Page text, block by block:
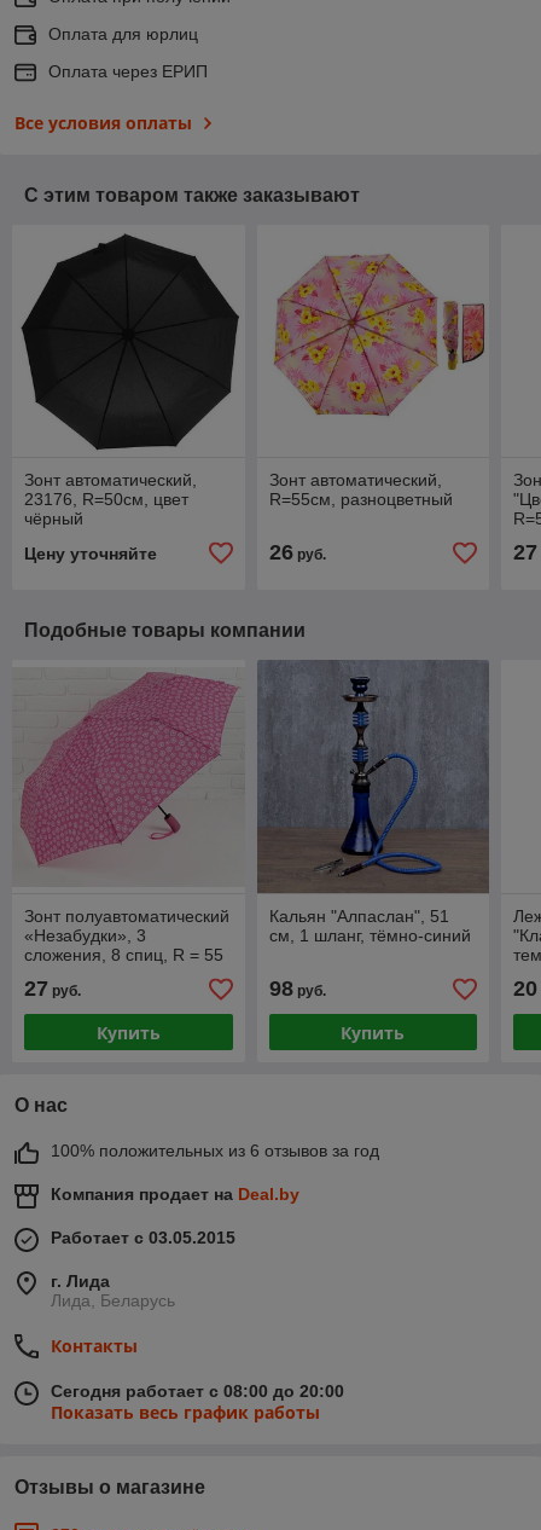
Оплата для юрлиц
Оплата через ЕРИП
Все условия оплаты
С этим товаром также заказывают
Зонт автоматический,
23176, R=50см, цвет
чёрный
Цену уточняйте
Зонт автоматический,
R=55см, разноцветный
26руб. 27
Подобные товары компании
Зонт полуавтоматический
«Незабудки», 3
сложения, 8 спиц, R = 55
27 руб.
Купить
Кальян "Алпаслан", 51
см, 1 шланг, тёмно-синий
98руб.
Купить
20
О нас
100% положительных из 6 отзывов за год
Компания продает на Deal.by
Работает с 03.05.2015
г. Лида
Лида, Беларусь
Контакты
Сегодня работает с 08:00 до 20:00
Показать весь график работы
Отзывы о магазине